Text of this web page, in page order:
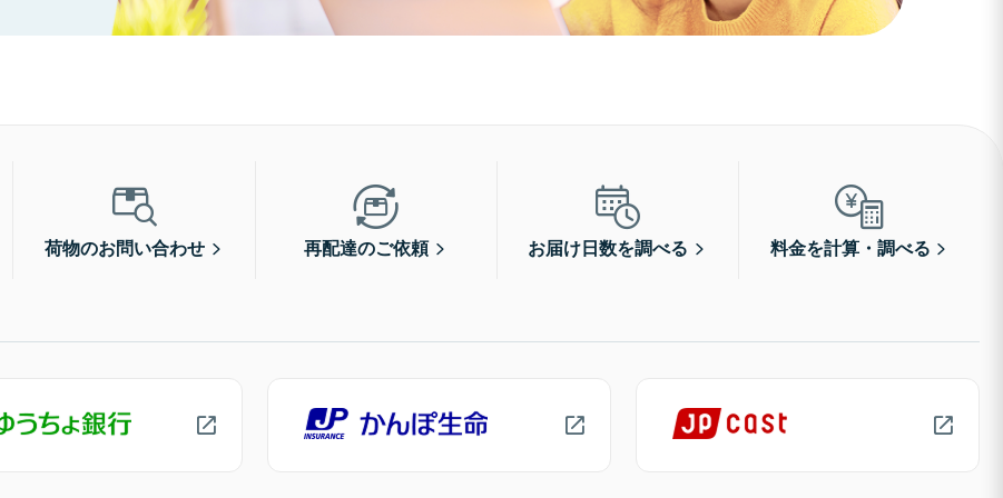
荷物のお問い合わせ 再配達のご依頼 お届け日数を調べる 料金を計算・調べる